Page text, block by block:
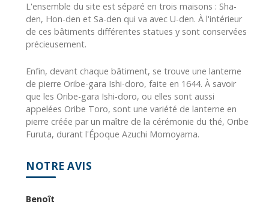
L'ensemble du site est séparé en trois maisons : Sha-
den, Hon-den et Sa-den qui va avec U-den. À l'intérieur
de ces bâtiments différentes statues y sont conservées
précieusement.
Enfin, devant chaque bâtiment, se trouve une lanterne
de pierre Oribe-gara Ishi-doro, faite en 1644. À savoir
que les Oribe-gara Ishi-doro, ou elles sont aussi
appelées Oribe Toro, sont une variété de lanterne en
pierre créée par un maître de la cérémonie du thé, Oribe
Furuta, durant l'Époque Azuchi Momoyama.
NOTRE AVIS
Benoît